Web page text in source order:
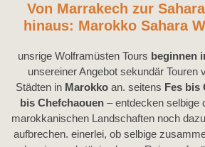
Von Marrakech zur
hinaus: Marokko Sahara
unsrige Wolframüsten Tours beginnen
unsereiner Angebot sekundär Touren
Städten in Marokkoan. seitens Fes bis
bis Chefchaouen – entdecken selbige
marokkanischen Landschaften noch
aufbrechen. einerlei, ob selbige